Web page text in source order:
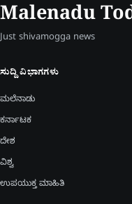
Malenadu
Just shivamogga news
ಸುದ್ದಿ ವಿಭಾಗಗಳು
ಮಲೆನಾಡು
ಕರ್ನಾಟಕ
ದೇಶ
ವಿಶ್ವ
ಉಪಯುಕ್ತ ಮಾಹಿತಿ